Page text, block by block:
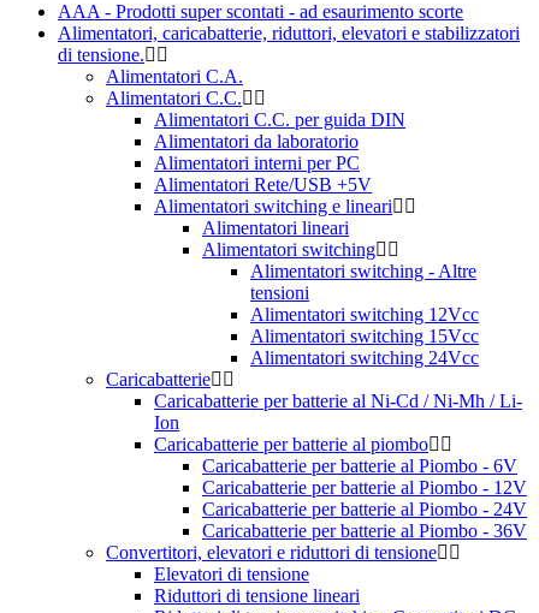
AAA - Prodotti super scontati - ad esaurimento scorte
Alimentatori, caricabatterie, riduttori, elevatori e stabilizzatori
di tensione.
Alimentatori C.A.
Alimentatori C.C.
Alimentatori C.C. per guida DIN
Alimentatori da laboratorio
Alimentatori interni per PC
Alimentatori Rete/USB +5V
Alimentatori switching e lineari
Alimentatori lineari
Alimentatori switching
Alimentatori switching - Altre
tensioni
Alimentatori switching 12Vcc
Alimentatori switching 15Vcc
Alimentatori switching 24Vcc
Caricabatterie
Caricabatterie per batterie al Ni-Cd / Ni-Mh / Li-
Ion
Caricabatterie per batterie al piombo
Caricabatterie per batterie al Piombo - 6V
Caricabatterie per batterie al Piombo - 12V
Caricabatterie per batterie al Piombo - 24V
Caricabatterie per batterie al Piombo - 36V
Convertitori, elevatori e riduttori di tensione
Elevatori di tensione
Riduttori di tensione lineari